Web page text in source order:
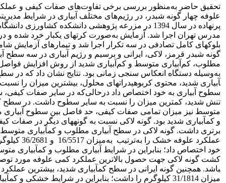
تحقیق حاضر به‌منظور بررسی برخی تفاوت‌های صفات کیفی و
علوفه چهار گونه شبدر، در رژیم‌های مختلف آبیاری در شرایط
پرنهاده در سال 1394 در مزرعه پژوهشی دانشکده کشاورزی
مدرس تهران اجرا شد. آزمایش به‌صورت کرت­های یک­بار خرد شده و
بلوک­های کامل تصادفی در سه تکرار اجرا شد و تیمارهای آزمایش
گونه شبدر قرمز، لاکی، ایرانی و برسیم و رژیم آبیاری در سه سطح
مطلوب، کم‌آبیاری متوسط و کم‌آبیاری شدید از روش افزایش فواصل
آبیاری شدید، محتوی کربوهیدرات­های محلول، بیشترین میزان را
سطوح آبیاری به خود اختصاص داد درحالی‌که در سایر صفات
تنش شدید، کمترین میزان را نسبت به سایر سطوح داشت. در سطح
متوسط نیز میزان تمامی صفات کیفی، حد فاصل بین سطوح
و کم­آبیاری شدید بود. گونه لاکی نسبت به گونه­های دیگر در صفات
برتری داشت. گونه لاکی در سطح آبیاری مطلوب و کم­آبیاری متوسط،
عملکرد علوفه خشک را به‌ترتیب
خود اختصاص داد؛ بنابراین در شرایط آبیاری مطلوب و کم­آبیاری
باشد. همچنین گونه ایرانی در سطح کم­آبیاری شدید، بیشترین
میزان 31/1814 کیلوگرم را داشت؛ بنابراین در شرایط خشکی و